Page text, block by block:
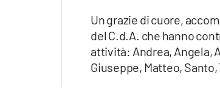
Un grazie di cuore,
del C.d.A. che hanno
attività: Andrea, Angela,
Giuseppe, Matteo,